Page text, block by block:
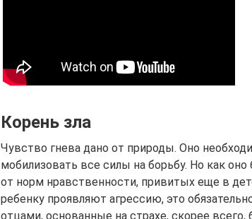
Корень зла
Чувство гнева дано от природы. Оно
мобилизовать все силы на борьбу. Но как
от норм нравственности, привитых еще в
ребенку проявляют агрессию, это
отцами, основанные на страхе, скорее